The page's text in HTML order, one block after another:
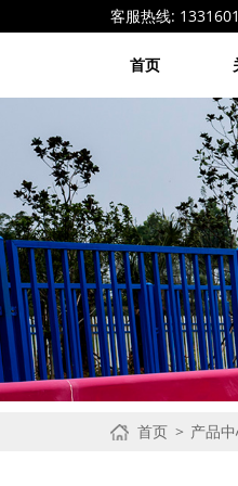
客服热线:
首页
首页 产品